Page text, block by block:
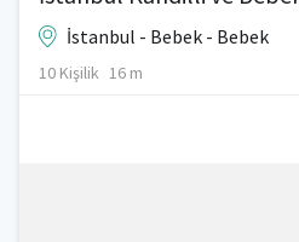
İstanbul - Bebek - Bebek
10 Kişilik 16 m